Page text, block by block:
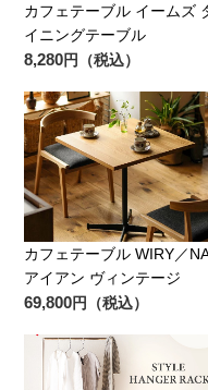
カフェテーブル イームズ
イニングテーブル
8,280円（税込）
カフェテーブル WIRY／NA
アイアン ヴィンテージ
69,800円（税込）